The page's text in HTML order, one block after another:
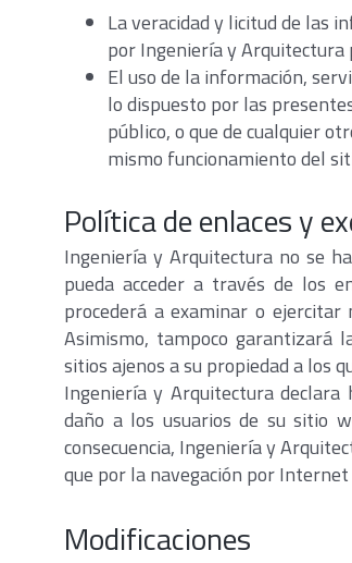
La veracidad y licitud de las
por Ingeniería y Arquitectura
El uso de la información,
lo dispuesto por las
público, o que de cualquier
mismo funcionamiento del
Política de enlaces y
Ingeniería y Arquitectura no se
pueda acceder a través de los
procederá a examinar o
Asimismo, tampoco garantizará
sitios ajenos a su propiedad a los
Ingeniería y Arquitectura
daño a los usuarios de su sitio
consecuencia, Ingeniería y
que por la navegación por
Modificaciones